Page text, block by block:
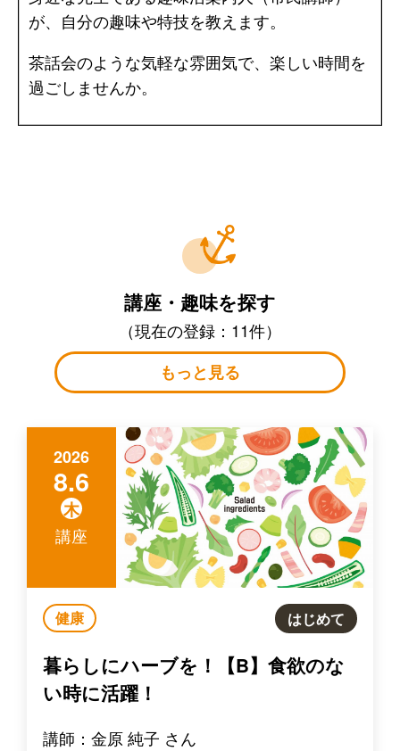
が、自分の趣味や特技を教えます。
茶話会のような気軽な雰囲気で、楽しい時間を
過ごしませんか。
講座・趣味を探す
（現在の登録：11件）
もっと見る
2026
8.6
木
講座
健康 はじめて
暮らしにハーブを！【B】食欲のな
い時に活躍！
講師：金原 純子 さん